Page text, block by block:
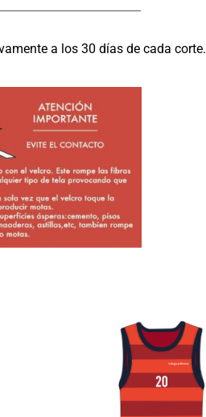
a los 30 días de cada corte.